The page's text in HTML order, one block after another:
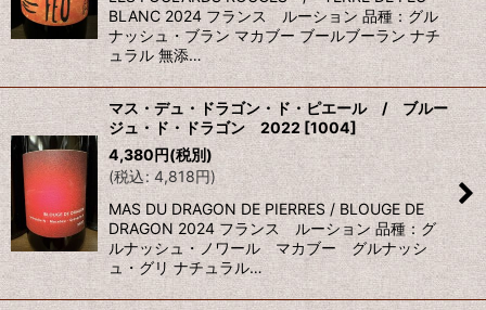
BLANC 2024 フランス ルーション 品種：グル
ナッシュ・ブラン マカブー ブールブーラン ナチ
ュラル 無添…
マス・デュ・ドラゴン・ド・ピエール / ブルー
ジュ・ド・ドラゴン 2022 [1004]
4,380円(税別)
(税込: 4,818円)
MAS DU DRAGON DE PIERRES / BLOUGE DE
DRAGON 2024 フランス ルーション 品種：グ
ルナッシュ・ノワール マカブー グルナッシ
ュ・グリ ナチュラル…